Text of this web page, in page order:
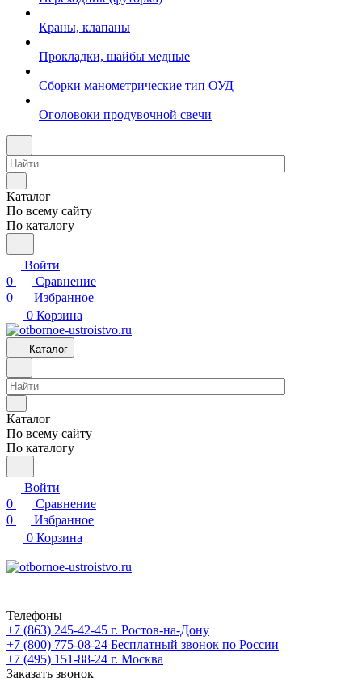
Краны, клапаны
Прокладки, шайбы медные
Сборки манометрические тип ОУД
Оголовоки продувочной свечи
Каталог
По всему сайту
По каталогу
Войти
0
Сравнение
0
Избранное
0 Корзина
Каталог
Каталог
По всему сайту
По каталогу
Войти
0
Сравнение
0
Избранное
0 Корзина
Телефоны
+7 (863) 245-42-45 г. Ростов-на-Дону
+7 (800) 775-08-24 Бесплатный звонок по России
+7 (495) 151-88-24 г. Москва
Заказать звонок